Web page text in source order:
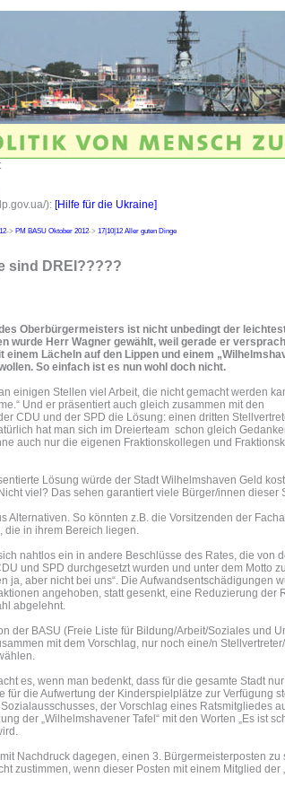
): [Hilfe für die Ukraine]
-> PM BASU Oktober 2012-> 17|10|12 Aller guten Dinge
sind DREI?????
Oberbürgermeisters ist nicht unbedingt der
wurde Herr Wagner gewählt, weil gerade er
einem Lächeln auf den Lippen und einem
So einfach ist es nun wohl doch nicht.
einigen Stellen viel Arbeit, die nicht gemacht werden
Und er präsentiert auch gleich zusammen mit den
CDU und der SPD die Lösung: einen dritten
hat man sich im Dreierteam schon gleich
auch nur die eigenen Fraktionskollegen und
Lösung würde der Stadt Wilhelmshaven Geld
viel? Das sehen garantiert viele Bürger/innen dieser
Alternativen. So könnten z.B. die Vorsitzenden der
die in ihrem Bereich liegen.
nahtlos ein in andere Beschlüsse des Rates, die von
und SPD durchgesetzt wurden und unter dem Motto
ja, aber nicht bei uns“. Die Aufwandsentschädigungen
angehoben, statt gesenkt, eine Reduzierung der
abgelehnt.
der BASU (Freie Liste für Bildung/Arbeit/Soziales und
mit dem Vorschlag, nur noch eine/n
es, wenn man bedenkt, dass für die gesamte Stadt
für die Aufwertung der Kinderspielplätze zur Verfügung
der Vorschlag eines Ratsmitgliedes
der „Wilhelmshavener Tafel“ mit den Worten „Es ist
Nachdruck dagegen, einen 3. Bürgermeisterposten zu
zustimmen, wenn dieser Posten mit einem Mitglied der